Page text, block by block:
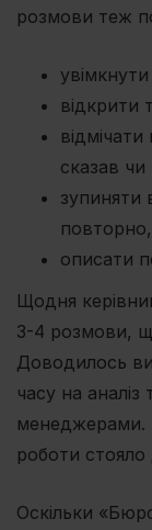
розмови теж
відкрити
сказав
зупиняти
описати
Щодня
3-4 розмови,
Доводилось
часу на аналіз
менеджерами.
роботи
Оскільки